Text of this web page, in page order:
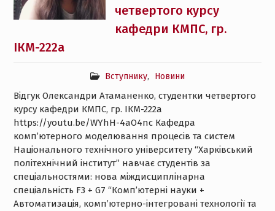
четвертого курсу
кафедри КМПС, гр.
ІКМ-222а
Вступнику, Новини
Відгук Олександри Атаманенко, студентки четвертого
курсу кафедри КМПС, гр. ІКМ-222а
https://youtu.be/WYhH-4aO4nc Кафедра
комп’ютерного моделювання процесів та систем
Національного технічного університету “Харківський
політехнічний інститут” навчає студентів за
спеціальностями: нова міждисциплінарна
спеціальність F3 + G7 “Комп’ютерні науки +
Автоматизація, комп’ютерно-інтегровані технології та